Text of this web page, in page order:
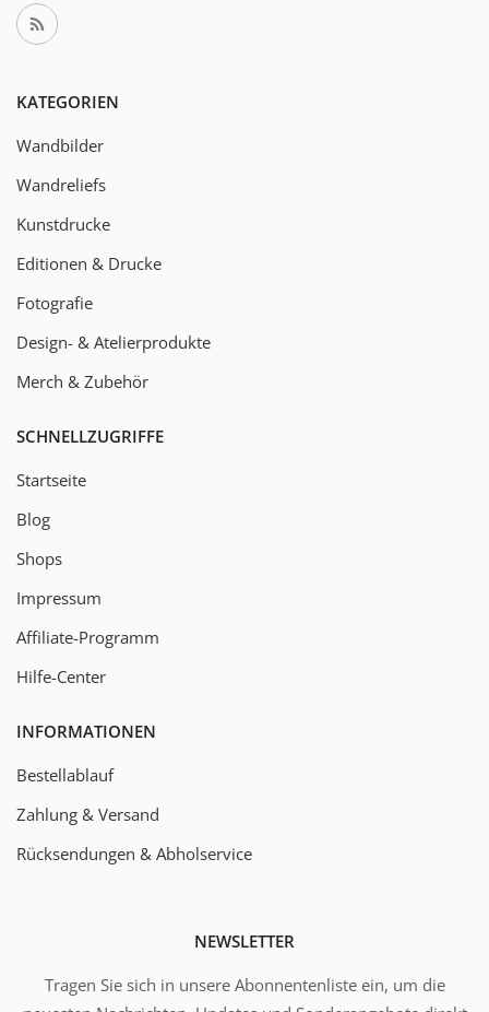
KATEGORIEN
Wandbilder
Wandreliefs
Kunstdrucke
Editionen & Drucke
Fotografie
Design- & Atelierprodukte
Merch & Zubehör
SCHNELLZUGRIFFE
Startseite
Blog
Shops
Impressum
Affiliate-Programm
Hilfe-Center
INFORMATIONEN
Bestellablauf
Zahlung & Versand
Rücksendungen & Abholservice
NEWSLETTER
Tragen Sie sich in unsere Abonnentenliste ein, um die